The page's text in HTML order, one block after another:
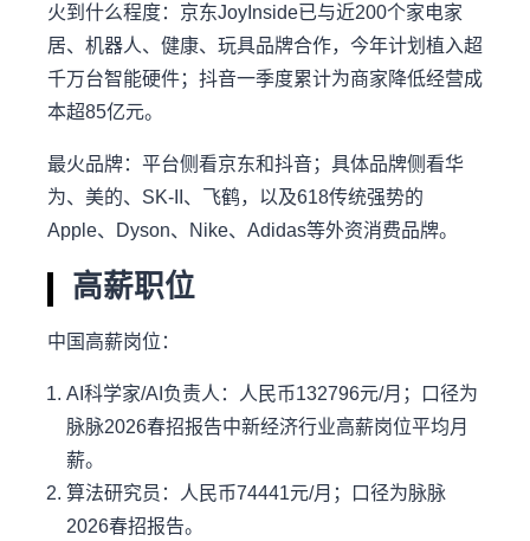
火到什么程度：京东JoyInside已与近200个家电家
居、机器人、健康、玩具品牌合作，今年计划植入超
千万台智能硬件；抖音一季度累计为商家降低经营成
本超85亿元。
最火品牌：平台侧看京东和抖音；具体品牌侧看华
为、美的、SK-II、飞鹤，以及618传统强势的
Apple、Dyson、Nike、Adidas等外资消费品牌。
高薪职位
中国高薪岗位：
AI科学家/AI负责人：人民币132796元/月；口径为
脉脉2026春招报告中新经济行业高薪岗位平均月
薪。
算法研究员：人民币74441元/月；口径为脉脉
2026春招报告。